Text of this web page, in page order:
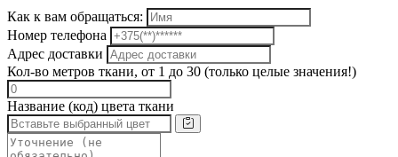
Как к вам обращаться:
Номер телефона
Адрес доставки
Кол-во метров ткани, от 1 до 30 (только целые значения!)
Название (код) цвета ткани